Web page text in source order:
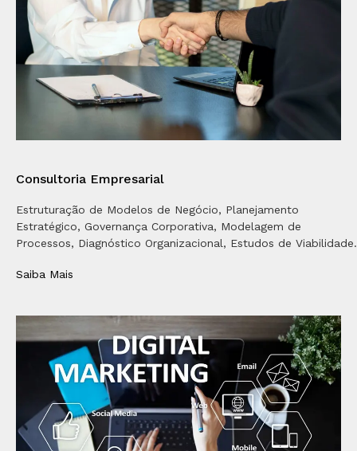
Consultoria Empresarial
Estruturação de Modelos de Negócio, Planejamento
Estratégico, Governança Corporativa, Modelagem de
Processos, Diagnóstico Organizacional, Estudos de Viabilidade.
Saiba Mais